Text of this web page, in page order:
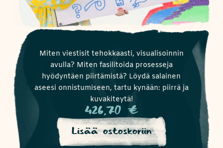
Miten viestisit tehokkaasti, visualisoinnin
avulla? Miten fasilitoida prosesseja
hyödyntäen piirtämistä? Löydä salainen
aseesi onnistumiseen, tartu kynään: piirrä ja
kuvakiteytä!
426,70 €
Lisää ostoskoriin